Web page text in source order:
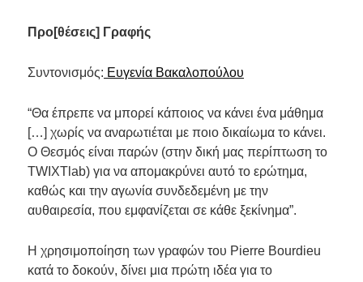
Προ[θέσεις] Γραφής
Συντονισμός: Ευγενία Βακαλοπούλου
“Θα έπρεπε να μπορεί κάποιος να κάνει ένα μάθημα
[…] χωρίς να αναρωτιέται με ποιο δικαίωμα το κάνει.
Ο Θεσμός είναι παρών (στην δική μας περίπτωση το
TWIXTlab) για να απομακρύνει αυτό το ερώτημα,
καθώς και την αγωνία συνδεδεμένη με την
αυθαιρεσία, που εμφανίζεται σε κάθε ξεκίνημα”.
Η χρησιμοποίηση των γραφών του Pierre Bourdieu
κατά το δοκούν, δίνει μια πρώτη ιδέα για το